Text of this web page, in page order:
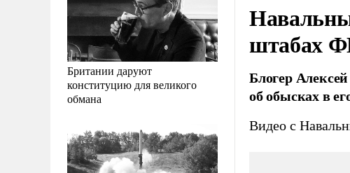
Британии даруют
конституцию для великого
обмана
штабах
Блогер
об обысках в
Видео с